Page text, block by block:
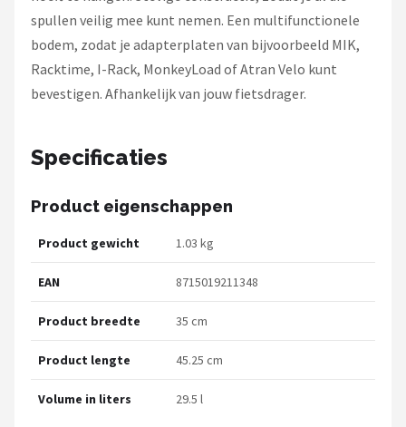
spullen veilig mee kunt nemen. Een multifunctionele
bodem, zodat je adapterplaten van bijvoorbeeld MIK,
Racktime, I-Rack, MonkeyLoad of Atran Velo kunt
bevestigen. Afhankelijk van jouw fietsdrager.
Specificaties
Product eigenschappen
Product gewicht 1.03 kg
EAN 8715019211348
Product breedte 35 cm
Product lengte 45.25 cm
Volume in liters 29.5 l